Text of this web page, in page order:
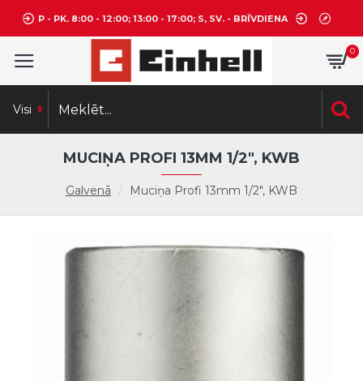
P - PK. 8:00 - 12:00; 13:00 - 17:00; S, SV. - BRĪVDIENA
0
Visi
Galvenā Muciņa Profi 13mm 1/2", KWB
MUCIŅA PROFI 13MM 1/2", KWB